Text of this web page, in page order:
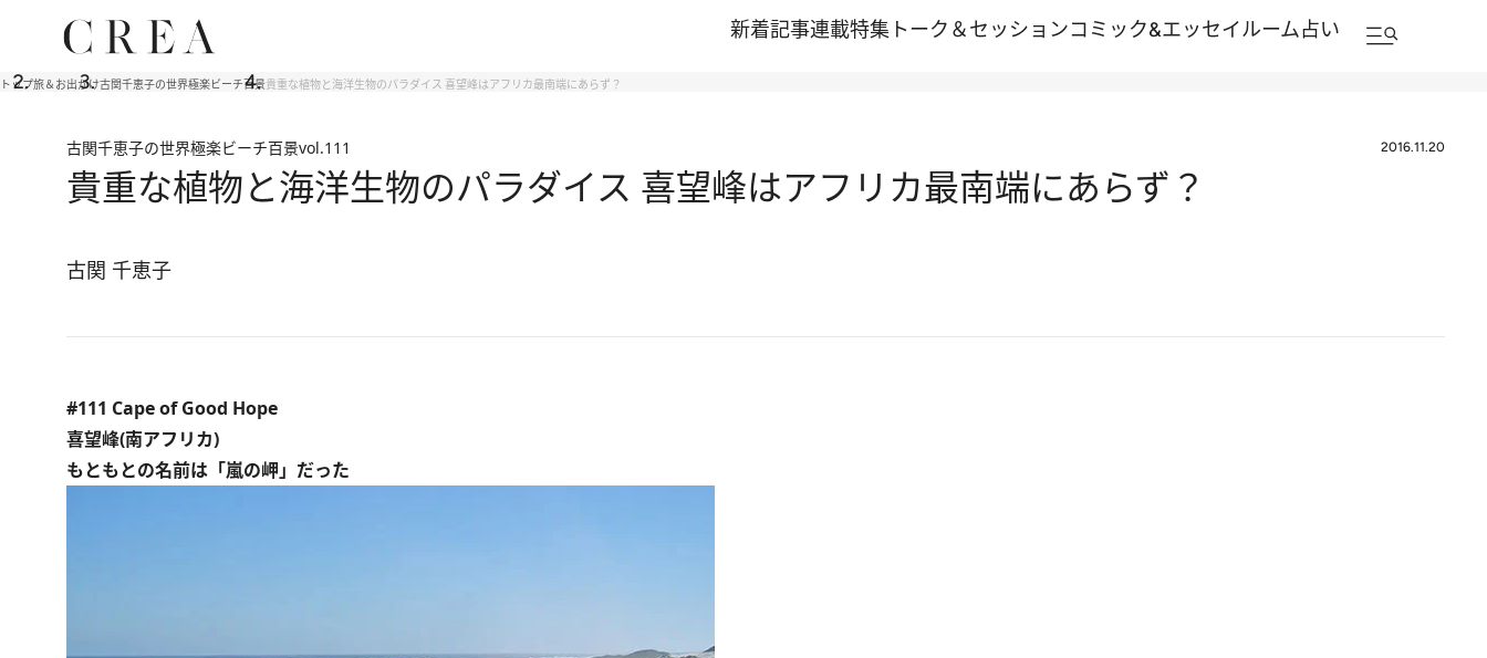
新着記事連載特集 トーク＆セッションコミック&エッセイルーム占い
トップ旅＆お出かけ古関千恵子の世界極楽ビーチ百景貴重な植物と海洋生物のパラダイス 喜望峰はアフリカ最南端にあらず？
古関千恵子の世界極楽ビーチ百景vol.111 2016.11.20
貴重な植物と海洋生物のパラダイス 喜望峰はアフリカ最南端にあらず？
古関 千恵子
#111 Cape of Good Hope
喜望峰(南アフリカ)
もともとの名前は「嵐の岬」だった